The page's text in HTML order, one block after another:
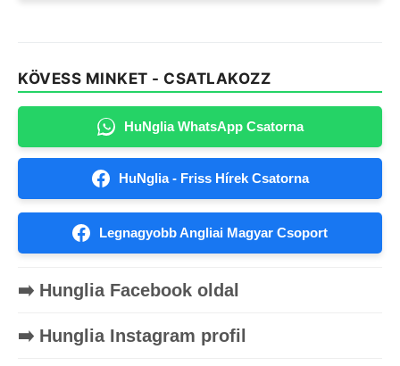
KÖVESS MINKET - CSATLAKOZZ
HuNglia WhatsApp Csatorna
HuNglia - Friss Hírek Csatorna
Legnagyobb Angliai Magyar Csoport
➡️ Hunglia Facebook oldal
➡️ Hunglia Instagram profil